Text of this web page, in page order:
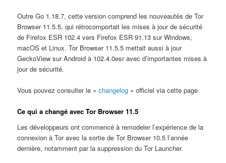
Outre Go 1.18.7, cette version comprend les nouveautés de Tor
Browser 11.5.5, qui rétrocomportait les mises à jour de sécurité
de Firefox ESR 102.4 vers Firefox ESR 91.13 sur Windows,
macOS et Linux. Tor Browser 11.5.5 mettait aussi à jour
GeckoView sur Android à 102.4.0esr avec d’importantes mises à
jour de sécurité.
Vous pouvez consulter le «changelog » officiel via cette page.
Ce qui a changé avec Tor Browser 11.5
Les développeurs ont commencé à remodeler l’expérience de la
connexion à Tor avec la sortie de Tor Browser 10.5 l’année
dernière, notamment par la suppression du Tor Launcher.